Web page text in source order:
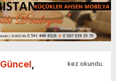
Güncel kez okundu.